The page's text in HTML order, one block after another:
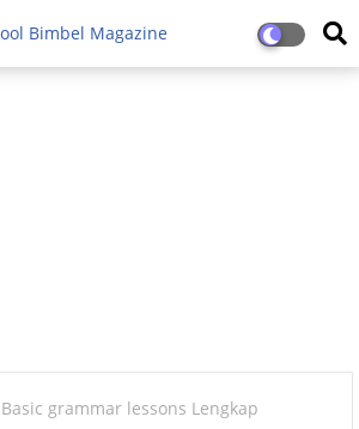
Basic grammar lessons Lengkap